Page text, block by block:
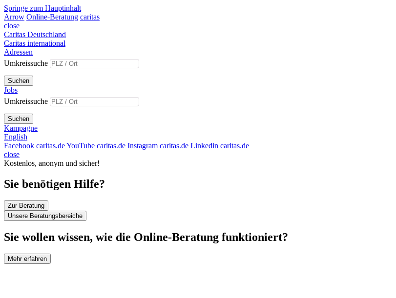
Springe zum Hauptinhalt
Arrow Online-Beratung caritas
close
Caritas Deutschland
Caritas international
Adressen
Umkreissuche
Suchen
Jobs
Umkreissuche
Suchen
Kampagne
English
Facebook caritas.deYouTube caritas.de Instagram caritas.de Linkedin caritas.de
close
Kostenlos, anonym und sicher!
Sie benötigen Hilfe?
Zur Beratung
Unsere Beratungsbereiche
Sie wollen wissen, wie die Online-Beratung funktioniert?
Mehr erfahren